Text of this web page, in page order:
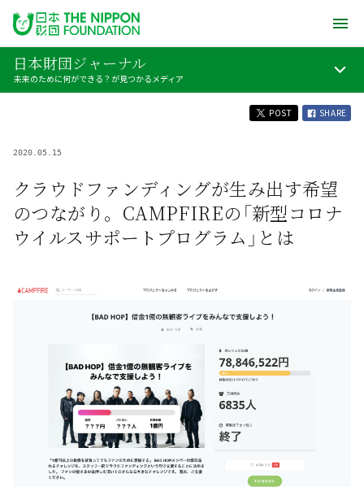
日本財団ジャーナル
未来のために何ができる？が見つかるメディア
POST SHARE
2020.05.15
クラウドファンディングが生み出す希望
のつながり。CAMPFIREの「新型コロナ
ウイルスサポートプログラム」とは